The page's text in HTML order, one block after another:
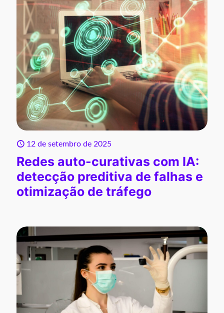
12 de setembro de 2025
Redes auto-curativas com IA:
detecção preditiva de falhas e
otimização de tráfego